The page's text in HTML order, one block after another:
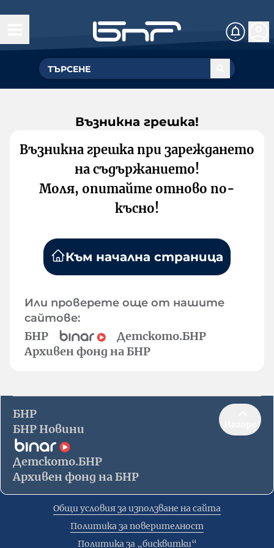
Възникна грешка!
Възникна грешка при зареждането
на съдържанието!
Моля, опитайте отново по-
късно!
Към начална страница
Или проверете още от нашите
сайтове:
БНР
Детското.БНР
Архивен фонд на БНР
БНР
БНР Новини
Детското.БНР
Архивен фонд на БНР
Общи условия за използване на сайта
Политика за поверителност
Политика за „бисквитки“